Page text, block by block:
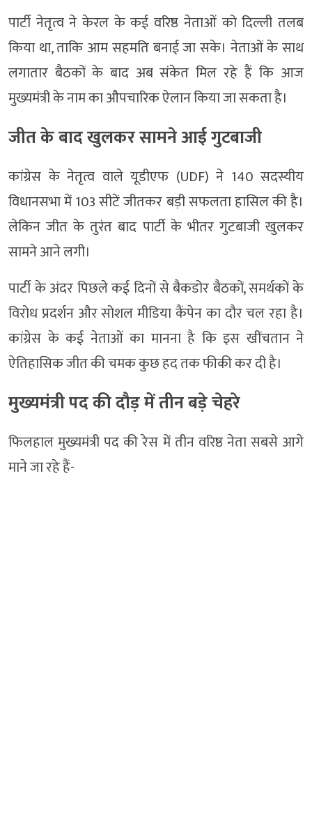
पार्टी नेतृत्व ने केरल के कई वरिष्ठ नेताओं को दिल्ली तलब
किया था, ताकि आम सहमति बनाई जा सके। नेताओं के साथ
लगातार बैठकों के बाद अब संकेत मिल रहे हैं कि आज
मुख्यमंत्री के नाम का औपचारिक ऐलान किया जा सकता है।
जीत के बाद खुलकर सामने आई गुटबाजी
कांग्रेस के नेतृत्व वाले यूडीएफ (UDF) ने 140 सदस्यीय
विधानसभा में 103 सीटें जीतकर बड़ी सफलता हासिल की है।
लेकिन जीत के तुरंत बाद पार्टी के भीतर गुटबाजी खुलकर
सामने आने लगी।
पार्टी के अंदर पिछले कई दिनों से बैकडोर बैठकों, समर्थकों के
विरोध प्रदर्शन और सोशल मीडिया कैंपेन का दौर चल रहा है।
कांग्रेस के कई नेताओं का मानना है कि इस खींचतान ने
ऐतिहासिक जीत की चमक कुछ हद तक फीकी कर दी है।
मुख्यमंत्री पद की दौड़ में तीन बड़े चेहरे
फिलहाल मुख्यमंत्री पद की रेस में तीन वरिष्ठ नेता सबसे आगे
माने जा रहे हैं-